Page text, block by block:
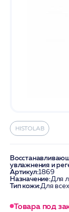
HISTOLAB
увлажнения и
Артикул:1869
Назначение:Для
Тип кожи:Для
Товара под